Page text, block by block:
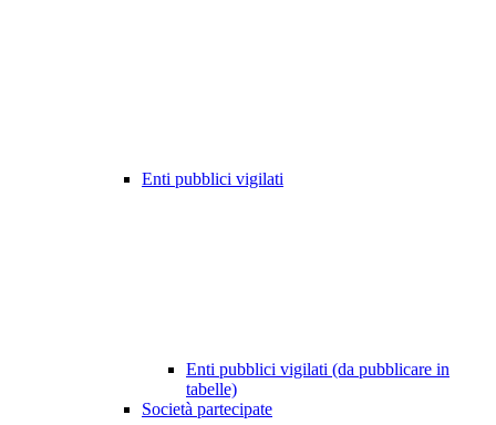
Enti pubblici vigilati
Enti pubblici vigilati (da pubblicare in
tabelle)
Società partecipate